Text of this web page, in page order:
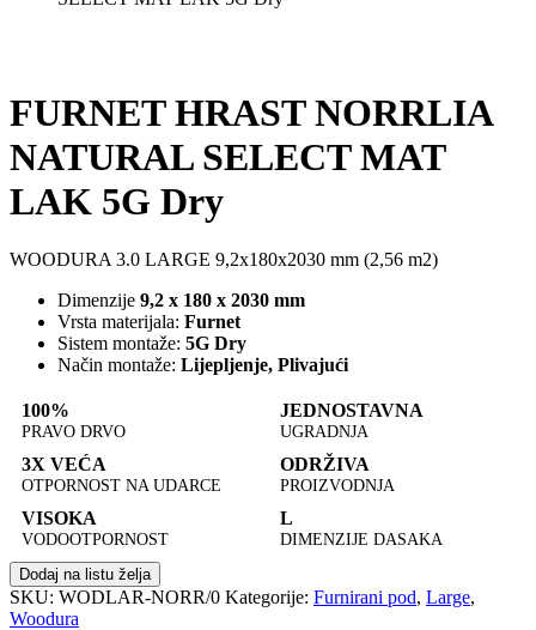
FURNET HRAST NORRLIA
NATURAL SELECT MAT
LAK 5G Dry
WOODURA 3.0 LARGE 9,2x180x2030 mm (2,56 m2)
Dimenzije 9,2 x 180 x 2030 mm
Vrsta materijala: Furnet
Sistem montaže: 5G Dry
Način montaže: Lijepljenje, Plivajući
100%
PRAVO DRVO
JEDNOSTAVNA
UGRADNJA
3X VEĆA
OTPORNOST NA UDARCE
ODRŽIVA
PROIZVODNJA
VISOKA
VODOOTPORNOST
L
DIMENZIJE DASAKA
Dodaj na listu želja
SKU: WODLAR-NORR/0 Kategorije: Furnirani pod, Large,
Woodura